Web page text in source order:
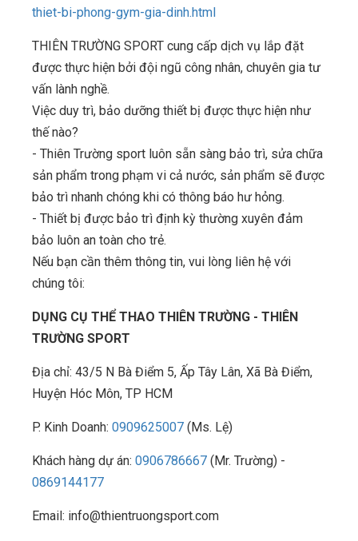
thiet-bi-phong-gym-gia-dinh.html
THIÊN TRƯỜNG SPORT cung cấp dịch vụ lắp đặt
được thực hiện bởi đội ngũ công nhân, chuyên gia tư
vấn lành nghề.
Việc duy trì, bảo dưỡng thiết bị được thực hiện như
thế nào?
- Thiên Trường sport luôn sẵn sàng bảo trì, sửa chữa
sản phẩm trong phạm vi cả nước, sản phẩm sẽ được
bảo trì nhanh chóng khi có thông báo hư hỏng.
- Thiết bị được bảo trì định kỳ thường xuyên đảm
bảo luôn an toàn cho trẻ.
Nếu bạn cần thêm thông tin, vui lòng liên hệ với
chúng tôi:
DỤNG CỤ THỂ THAO THIÊN TRƯỜNG - THIÊN
TRƯỜNG SPORT
Địa chỉ: 43/5 N Bà Điểm 5, Ấp Tây Lân, Xã Bà Điểm,
Huyện Hóc Môn, TP HCM
P. Kinh Doanh: 0909625007 (Ms. Lệ)
Khách hàng dự án: 0906786667 (Mr. Trường) -
0869144177
Email: info@thientruongsport.com